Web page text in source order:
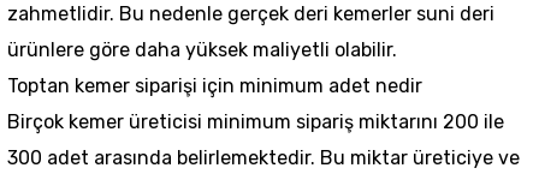
zahmetlidir. Bu nedenle gerçek deri kemerler suni deri
ürünlere göre daha yüksek maliyetli olabilir.
Toptan kemer siparişi için minimum adet nedir
Birçok kemer üreticisi minimum sipariş miktarını 200 ile
300 adet arasında belirlemektedir. Bu miktar üreticiye ve